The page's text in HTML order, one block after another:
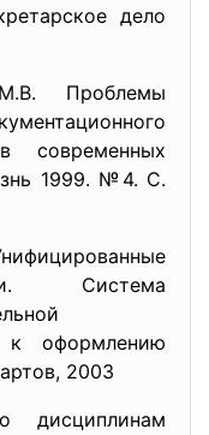
дело
современных
1999. №4. С.
Система
к оформлению
2003